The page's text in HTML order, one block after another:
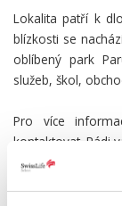
Lokalita patří k
blízkosti se
oblíbený park
služeb, škol,
Pro více
kontaktovat. Rádi
PODROBNOSTI